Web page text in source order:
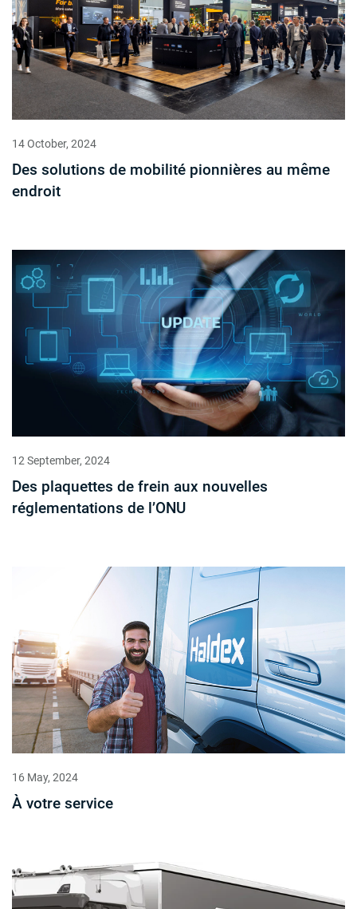
14 October, 2024
Des solutions de mobilité pionnières au même
endroit
12 September, 2024
Des plaquettes de frein aux nouvelles
réglementations de l’ONU
16 May, 2024
À votre service